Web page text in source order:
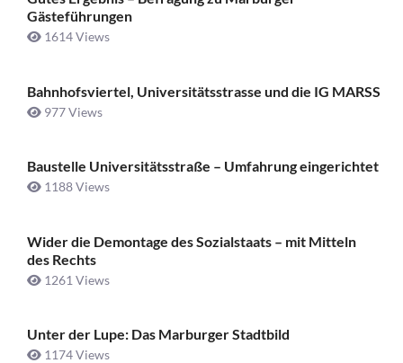
Gästeführungen
1614 Views
Bahnhofsviertel, Universitätsstrasse und die IG MARSS
977 Views
Baustelle Universitätsstraße ­– Umfahrung eingerichtet
1188 Views
Wider die Demontage des Sozialstaats – mit Mitteln
des Rechts
1261 Views
Unter der Lupe: Das Marburger Stadtbild
1174 Views